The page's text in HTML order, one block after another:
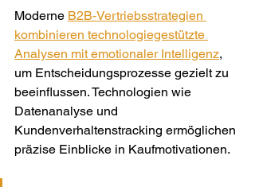
Moderne B2B-Vertriebsstrategien
kombinieren technologiegestützte
Analysen mit emotionaler Intelligenz,
um Entscheidungsprozesse gezielt zu
beeinflussen. Technologien wie
Datenanalyse und
Kundenverhaltenstracking ermöglichen
präzise Einblicke in Kaufmotivationen.